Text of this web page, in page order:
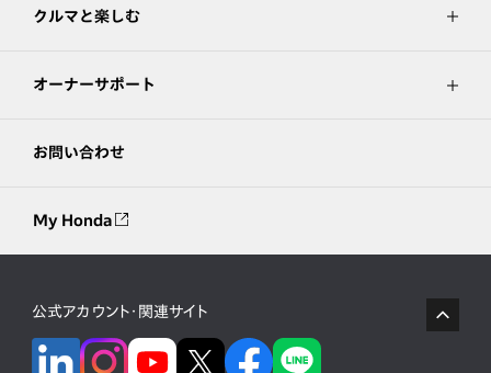
クルマと楽しむ
オーナーサポート
お問い合わせ
My Honda
公式アカウント・関連サイト